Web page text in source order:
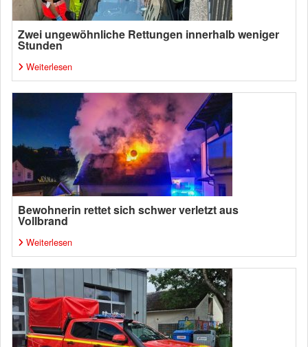
Zwei ungewöhnliche Rettungen innerhalb weniger
Stunden
Weiterlesen
Bewohnerin rettet sich schwer verletzt aus
Vollbrand
Weiterlesen